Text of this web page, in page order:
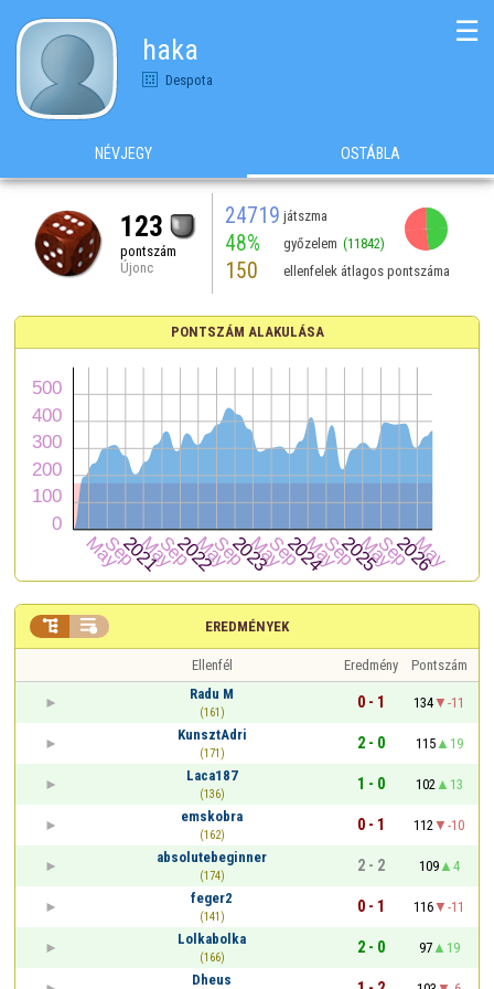
haka
Despota
☰
NÉVJEGY OSTÁBLA
123
pontszám
Újonc
24719 játszma
48% győzelem (11842)
150 ellenfelek átlagos pontszáma
PONTSZÁM ALAKULÁSA
EREDMÉNYEK
 
Ellenfél Eredmény
Pontszám
Radu M
(161)
0 - 1 134
-11
KunsztAdri
(171)
2 - 0 115
19
Laca187
(136)
1 - 0 102
13
emskobra
(162)
0 - 1 112
-10
absolutebeginner
(174)
2 - 2 109
4
feger2
(141)
0 - 1 116
-11
Lolkabolka
(166)
2 - 0 97
19
Dheus